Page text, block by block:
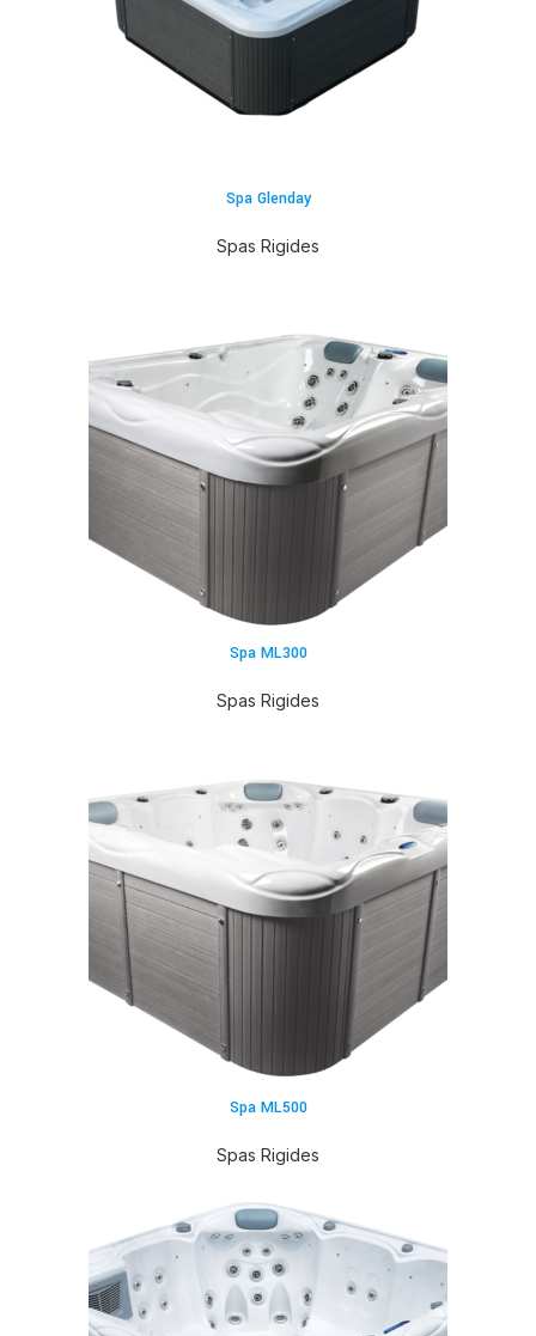
Spa Glenday
Spas Rigides
Spa ML300
Spas Rigides
Spa ML500
Spas Rigides